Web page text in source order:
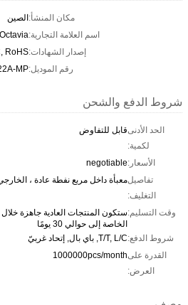
مكان المنشأ:الصين
اسم العلامة التجارية:Octavia
إصدار الشهادات:RoHS
رقم الموديل:MP
شروط الدفع والشحن
الحد الأدنى
لكمية:
قابل للتفاوض
الأسعار:negotiable
تفاصيل
التغليف:
معبأة داخل مربع نفطة عادة ،
وقت التسليم:
الخاصة إلى حوالي 30 يومًا
شروط الدفع:T/T, L/C, باي بال, إتحاد غربيّ
القدرة على
العرض:
1000000pcs/month